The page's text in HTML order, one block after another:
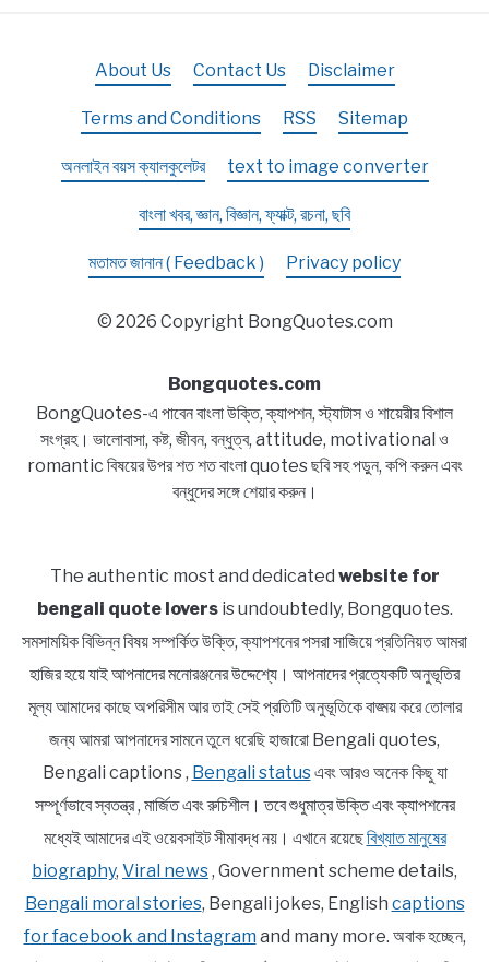
About Us Contact Us Disclaimer
Terms and Conditions RSS Sitemap
অনলাইন বয়স ক্যালকুলেটর text to image converter
বাংলা খবর, জ্ঞান, বিজ্ঞান, ফ্যাক্ট, রচনা, ছবি
মতামত জানান ( Feedback ) Privacy policy
© 2026 Copyright BongQuotes.com
Bongquotes.com
BongQuotes-এ পাবেন বাংলা উক্তি, ক্যাপশন, স্ট্যাটাস ও শায়েরীর বিশাল
সংগ্রহ। ভালোবাসা, কষ্ট, জীবন, বন্ধুত্ব, attitude, motivational ও
romantic বিষয়ের উপর শত শত বাংলা quotes ছবি সহ পড়ুন, কপি করুন এবং
বন্ধুদের সঙ্গে শেয়ার করুন।
The authentic most and dedicated website for
bengali quote loversis undoubtedly, Bongquotes.
সমসাময়িক বিভিন্ন বিষয় সম্পর্কিত উক্তি, ক্যাপশনের পসরা সাজিয়ে প্রতিনিয়ত আমরা
হাজির হয়ে যাই আপনাদের মনোরঞ্জনের উদ্দেশ্যে। আপনাদের প্রত্যেকটি অনুভূতির
মূল্য আমাদের কাছে অপরিসীম আর তাই সেই প্রতিটি অনুভূতিকে বাঙ্ময় করে তোলার
জন্য আমরা আপনাদের সামনে তুলে ধরেছি হাজারো Bengali quotes,
Bengali captions , Bengali statusএবং আরও অনেক কিছু যা
সম্পূর্ণভাবে স্বতন্ত্র , মার্জিত এবং রুচিশীল। তবে শুধুমাত্র উক্তি এবং ক্যাপশনের
মধ্যেই আমাদের এই ওয়েবসাইট সীমাবদ্ধ নয়। এখানে রয়েছেবিখ্যাত মানুষের
biography, Viral news, Government scheme details,
Bengali moral stories, Bengali jokes, English captions
for facebook and Instagram and many more. অবাক হচ্ছেন,